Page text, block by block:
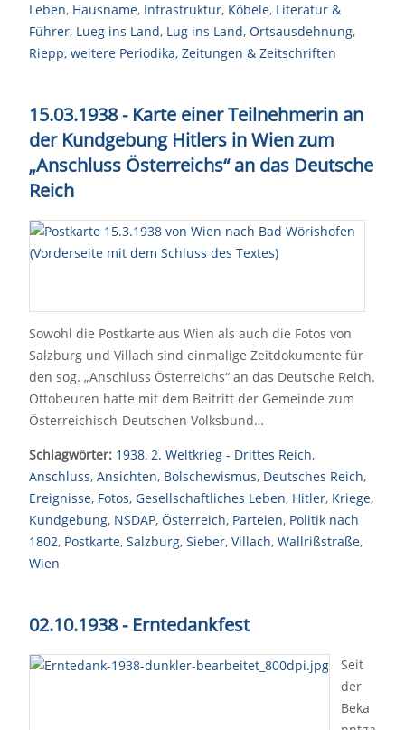
Leben, Hausname, Infrastruktur, Köbele, Literatur &
Führer, Lueg ins Land, Lug ins Land, Ortsausdehnung,
Riepp, weitere Periodika, Zeitungen & Zeitschriften
15.03.1938 - Karte einer Teilnehmerin an
der Kundgebung Hitlers in Wien zum
„Anschluss Österreichs“ an das Deutsche
Reich
Sowohl die Postkarte aus Wien als auch die Fotos von
Salzburg und Villach sind einmalige Zeitdokumente für
den sog. „Anschluss Österreichs“ an das Deutsche Reich.
Ottobeuren hatte mit dem Beitritt der Gemeinde zum
Österreichisch-Deutschen Volksbund…
Schlagwörter: 1938, 2. Weltkrieg - Drittes Reich,
Anschluss, Ansichten, Bolschewismus, Deutsches Reich,
Ereignisse, Fotos, Gesellschaftliches Leben, Hitler, Kriege,
Kundgebung, NSDAP, Österreich, Parteien, Politik nach
1802, Postkarte, Salzburg, Sieber, Villach, Wallrißstraße,
Wien
02.10.1938 - Erntedankfest
Seit
der
Beka